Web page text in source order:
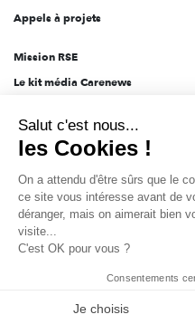
Appels à projets
Mission RSE
Le kit média Carenews
AEF info
Novethic
PRODURABLE
Inclusiv Day
Données personnelles Mentions
Salut c'est nous...
les Cookies !
On a attendu d'être sûrs que le
ce site vous intéresse avant de
déranger, mais on aimerait bien
visite...
C'est OK pour vous ?
Consentements
Je choisis